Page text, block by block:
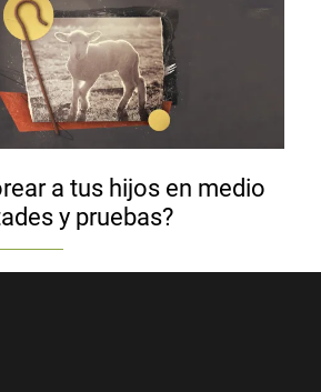
a tus hijos en medio
y pruebas?